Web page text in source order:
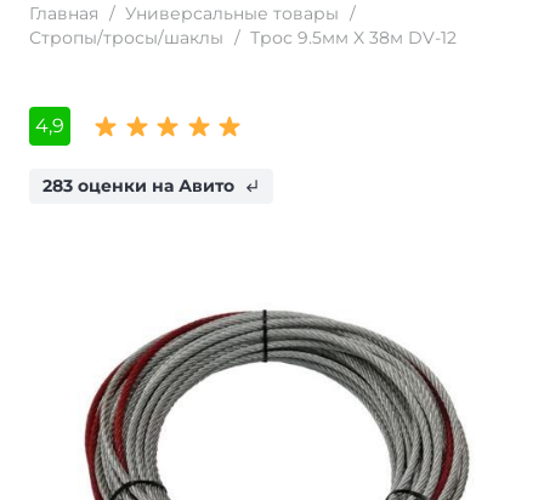
Главная / Универсальные товары /
Стропы/тросы/шаклы / Трос 9.5мм X 38м DV-12
4,9
283 оценки на Авито subdirectory_arrow_left